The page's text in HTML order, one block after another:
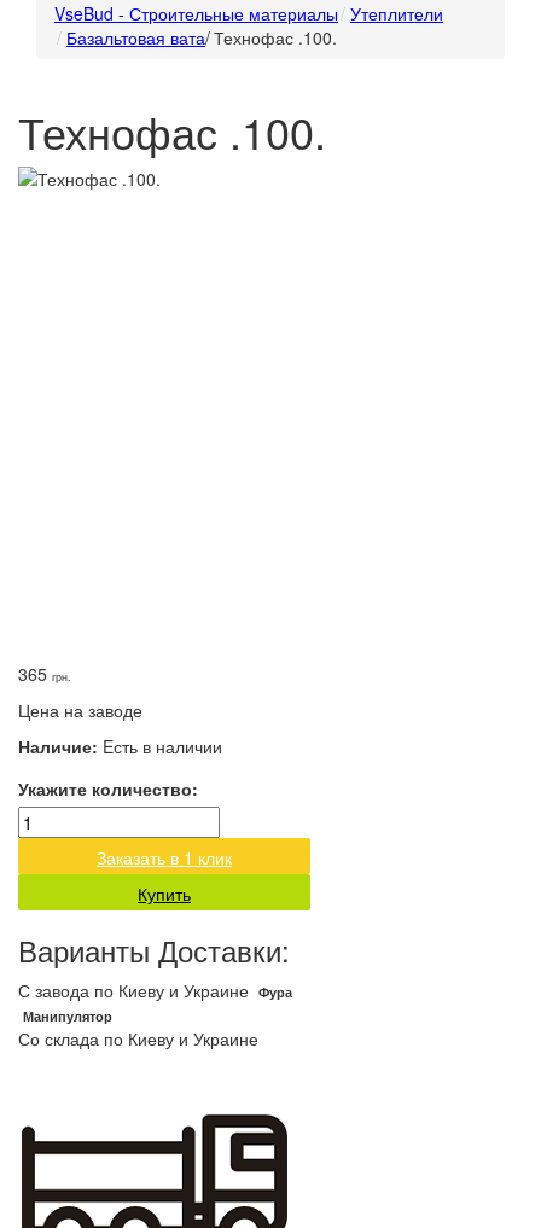
VseBud - Строительные материалы Утеплители
Базальтовая вата/Технофас .100.
Технофас .100.
365 грн.
Цена на заводе
Наличие: Eсть в наличии
Укажите количество:
Заказать в 1 клик
Купить
Варианты Доставки:
С завода по Киеву и Украине Фура
Манипулятор
Со склада по Киеву и Украине